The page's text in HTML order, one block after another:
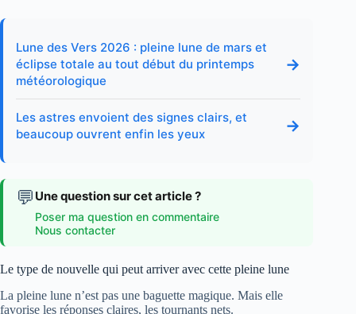
Lune des Vers 2026 : pleine lune de mars et
éclipse totale au tout début du printemps
météorologique
→
Les astres envoient des signes clairs, et
beaucoup ouvrent enfin les yeux
→
💬 Une question sur cet article ?
Poser ma question en commentaire
Nous contacter
Le type de nouvelle qui peut arriver avec cette pleine lune
La pleine lune n’est pas une baguette magique. Mais elle
favorise les réponses claires, les tournants nets.